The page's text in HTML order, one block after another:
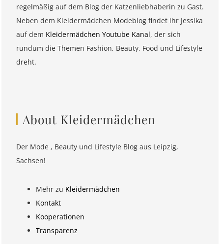
regelmäßig auf dem Blog der Katzenliebhaberin zu Gast.
Neben dem Kleidermädchen Modeblog findet ihr Jessika
auf dem Kleidermädchen Youtube Kanal, der sich
rundum die Themen Fashion, Beauty, Food und Lifestyle
dreht.
About Kleidermädchen
Der Mode , Beauty und Lifestyle Blog aus Leipzig,
Sachsen!
Mehr zu Kleidermädchen
Kontakt
Kooperationen
Transparenz